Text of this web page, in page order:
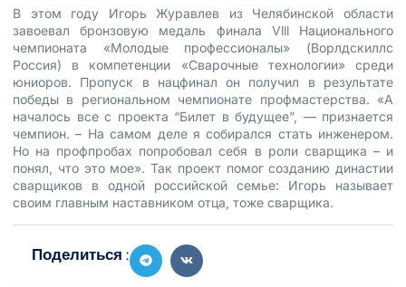
В этом году Игорь Журавлев из Челябинской области
завоевал бронзовую медаль финала Vlll Национального
чемпионата «Молодые профессионалы» (Ворлдскиллс
Россия) в компетенции «Сварочные технологии» среди
юниоров. Пропуск в нацфинал он получил в результате
победы в региональном чемпионате профмастерства. «А
началось все с проекта “Билет в будущее”, — признается
чемпион. – На самом деле я собирался стать инженером.
Но на профпробах попробовал себя в роли сварщика – и
понял, что это мое». Так проект помог созданию династии
сварщиков в одной российской семье: Игорь называет
своим главным наставником отца, тоже сварщика.
Поделиться :